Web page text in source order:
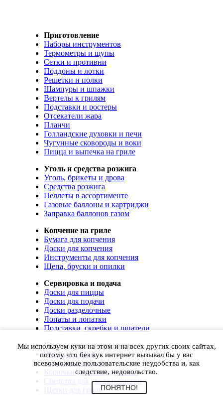
Приготовление
Наборы инструментов
Термометры и щупы
Сетки и противни
Поддоны и лотки
Решетки и полки
Шампуры и шпажки
Вертелы к грилям
Подставки и ростеры
Отсекатели жара
Планчи
Голландские духовки и печи
Чугунные сковороды и воки
Пицца и выпечка на гриле
Уголь и средства розжига
Уголь, брикеты и дрова
Средства розжига
Пеллеты в ассортименте
Газовые баллоны и картриджи
Заправка баллонов газом
Копчение на гриле
Бумага для копчения
Доски для копчения
Инструменты для копчения
Щепа, бруски и опилки
Сервировка и подача
Доски для пиццы
Доски для подачи
Доски разделочные
Лопаты и лопатки
Подставки, скребки и шпатели
Чистка, уход и хранение
Чехлы и сумки
Коврики для гриля
Корючки для инструментов
Средства для ухода и чистки
Щетки для гриля
Мы используем куки на этом и на всех других своих сайтах,
потому что без кук интернет вызывал бы у вас
всевозможные пользовательские неудобства и, как
следствие, недовольство.
ПОНЯТНО!